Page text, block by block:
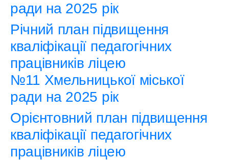
ради на 2025 рік
Річний план підвищення
кваліфікації педагогічних
працівників ліцею
№11 Хмельницької міської
ради на 2025 рік
Орієнтовний план підвищення
кваліфікації педагогічних
працівників ліцею